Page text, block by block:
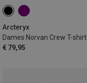
Arcteryx
Dames Norvan Crew T-shirt
€ 79,95
XS S